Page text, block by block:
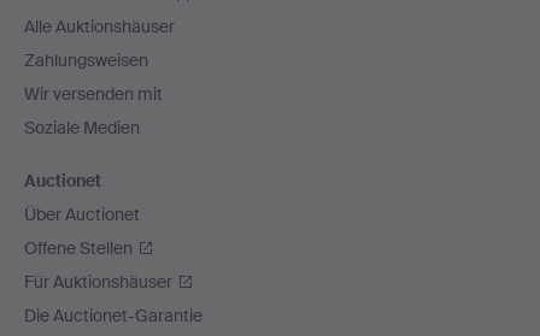
Alle Auktionshäuser
Zahlungsweisen
Wir versenden mit
Soziale Medien
Auctionet
Über Auctionet
Offene Stellen
Für Auktionshäuser
Die Auctionet-Garantie